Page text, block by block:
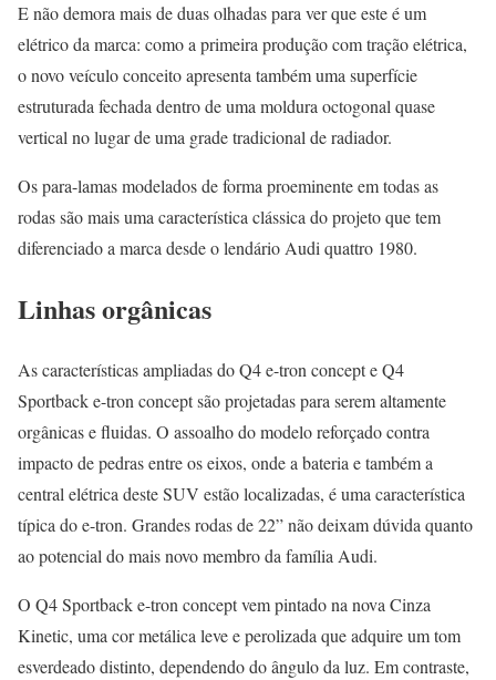
E não demora mais de duas olhadas para ver que este é um
elétrico da marca: como a primeira produção com tração elétrica,
o novo veículo conceito apresenta também uma superfície
estruturada fechada dentro de uma moldura octogonal quase
vertical no lugar de uma grade tradicional de radiador.
Os para-lamas modelados de forma proeminente em todas as
rodas são mais uma característica clássica do projeto que tem
diferenciado a marca desde o lendário Audi quattro 1980.
Linhas orgânicas
As características ampliadas do Q4 e-tron concept e Q4
Sportback e-tron concept são projetadas para serem altamente
orgânicas e fluidas. O assoalho do modelo reforçado contra
impacto de pedras entre os eixos, onde a bateria e também a
central elétrica deste SUV estão localizadas, é uma característica
típica do e-tron. Grandes rodas de 22” não deixam dúvida quanto
ao potencial do mais novo membro da família Audi.
O Q4 Sportback e-tron concept vem pintado na nova Cinza
Kinetic, uma cor metálica leve e perolizada que adquire um tom
esverdeado distinto, dependendo do ângulo da luz. Em contraste,